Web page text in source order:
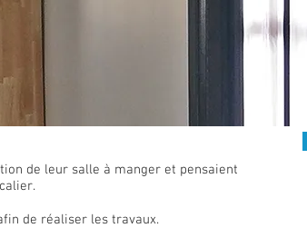
de leur salle à manger et pensaient
de réaliser les travaux.